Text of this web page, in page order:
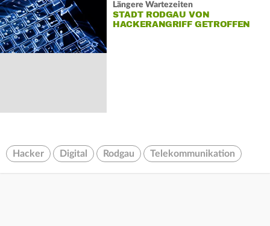
Längere Wartezeiten
STADT RODGAU VON
HACKERANGRIFF GETROFFEN
Hacker Digital Rodgau Telekommunikation